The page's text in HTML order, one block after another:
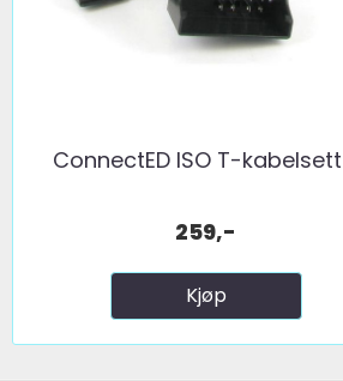
ConnectED ISO T-kabelsett
259,-
Kjøp